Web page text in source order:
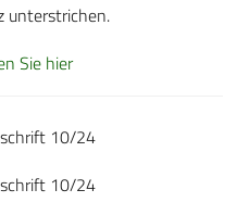
unterstrichen.
Sie hier
10/24
10/24